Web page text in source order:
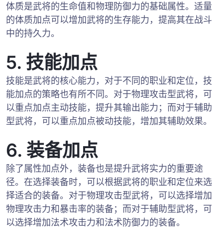
体质是武将的生命值和物理防御力的基础属性。适量
的体质加点可以增加武将的生存能力，提高其在战斗
中的持久力。
5. 技能加点
技能是武将的核心能力，对于不同的职业和定位，技
能加点的策略也有所不同。对于物理攻击型武将，可
以重点加点主动技能，提升其输出能力；而对于辅助
型武将，可以重点加点被动技能，增加其辅助效果。
6. 装备加点
除了属性加点外，装备也是提升武将实力的重要途
径。在选择装备时，可以根据武将的职业和定位来选
择适合的装备。对于物理攻击型武将，可以选择增加
物理攻击力和暴击率的装备；而对于辅助型武将，可
以选择增加法术攻击力和法术防御力的装备。